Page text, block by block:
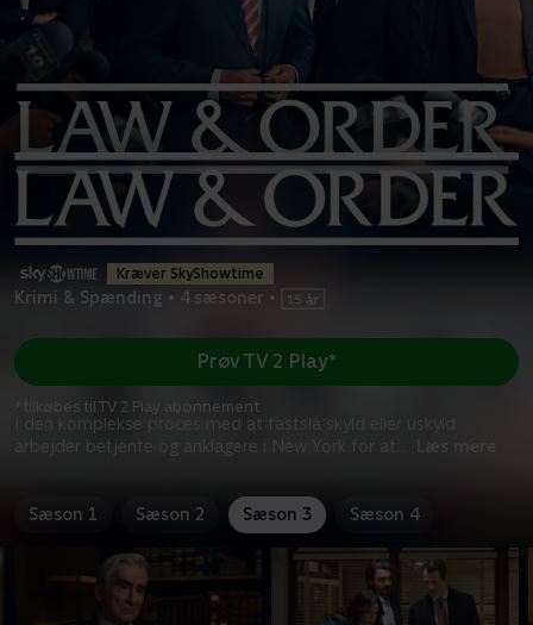
Kræver SkyShowtime
Krimi & Spænding • 4 sæsoner •
I den komplekse proces med at fastslå skyld eller uskyld
arbejder betjente og anklagere i New York for at
Prøv TV 2 Play*
*tilkøbes til TV 2 Play abonnement
Sæson 1 Sæson 2 Sæson 3 Sæson 4